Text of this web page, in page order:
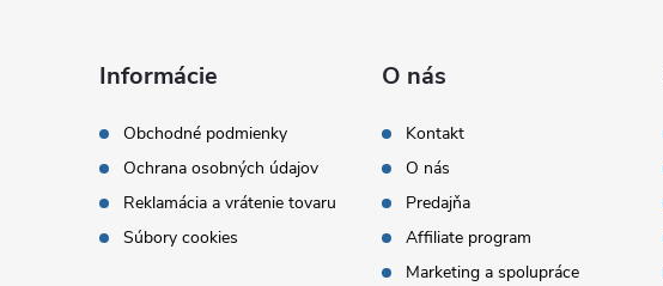
Informácie
Obchodné podmienky
Ochrana osobných údajov
Reklamácia a vrátenie tovaru
Súbory cookies
O nás
Kontakt
O nás
Predajňa
Affiliate program
Marketing a spolupráce